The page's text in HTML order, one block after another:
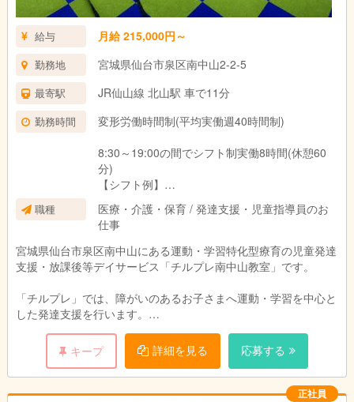
給与 月給 215,000円～
勤務地 宮城県仙台市泉区南中山2-2-5
最寄駅 JR仙山線 北山駅 車で11分
勤務時間
変形労働時間制(平均実働週40時間制)
8:30～19:00の間でシフト制実働8時間(休憩60
分)
【シフト例】
■8:30～17:30
■9:00～18:00
■9:30～18:30 等
※勤務時間相談可
職種
医療・介護・保育 / 発達支援・児童指導員のお
仕事
宮城県仙台市泉区南中山にある運動・学習特化型療育の児童発達
支援・放課後等デイサービス「チルプレ南中山教室」です。
「チルプレ」では、障がいのあるお子さまへ運動・学習を中心と
した発達支援を行います。
お子さまの対象年齢は2歳～小学6年生迄です。
午前・午後の二部制で１日10名程度のお子さまに支援を行いま
(例)午前5名、午後5名
気になる方はぜひお問い合わせください！！！
キープ 詳細を見る 応募する
正社員